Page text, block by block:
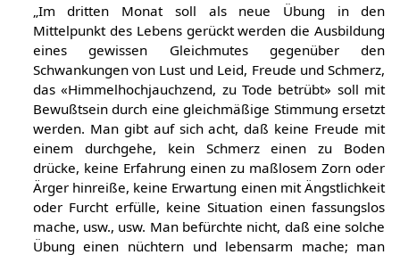
„Im dritten Monat soll als neue Übung in den
Mittelpunkt des Lebens gerückt werden die Ausbildung
eines gewissen Gleichmutes gegenüber den
Schwankungen von Lust und Leid, Freude und Schmerz,
das «Himmelhochjauchzend, zu Tode betrübt» soll mit
Bewußtsein durch eine gleichmäßige Stimmung ersetzt
werden. Man gibt auf sich acht, daß keine Freude mit
einem durchgehe, kein Schmerz einen zu Boden
drücke, keine Erfahrung einen zu maßlosem Zorn oder
Ärger hinreiße, keine Erwartung einen mit Ängstlichkeit
oder Furcht erfülle, keine Situation einen fassungslos
mache, usw., usw. Man befürchte nicht, daß eine solche
Übung einen nüchtern und lebensarm mache; man